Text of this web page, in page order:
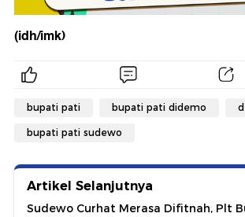
(idh/imk)
bupati pati bupati pati didemo
bupati pati sudewo
Artikel Selanjutnya
Sudewo Curhat Merasa Difitnah, Plt